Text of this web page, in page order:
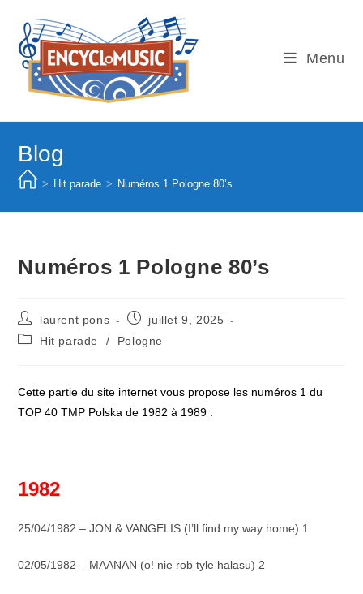
content
Menu
Blog
> Hit parade > Numéros 1 Pologne 80’s
Numéros 1 Pologne 80’s
Auteur/autrice
de
la
laurent pons
Publication
juillet 9, 2025
PostHit parade / Pologne
Cette partie du site internet vous propose les numéros 1 du
TOP 40 TMP Polska de 1982 à 1989 :
1982
25/04/1982 – JON & VANGELIS (I’ll find my way home) 1
02/05/1982 – MAANAN (o! nie rob tyle halasu) 2